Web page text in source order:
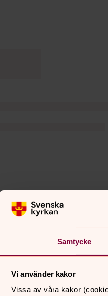
Samtycke
Vi använder kakor
Vissa av våra kakor